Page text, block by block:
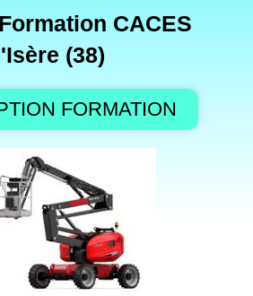
CACES
(38)
FORMATION